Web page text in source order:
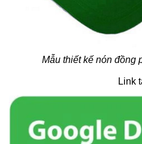
Mẫu thiết kế nón đồng
Link